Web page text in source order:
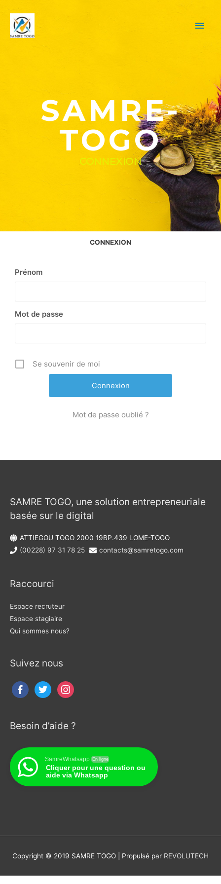
SAMRE-
TOGO
CONNEXION
CONNEXION
Prénom
Mot de passe
Se souvenir de moi
Mot de passe oublié ?
SAMRE TOGO, une solution entrepreneuriale
basée sur le digital
ATTIEGOU TOGO 2000 19BP.439 LOME-TOGO
(00228) 97 31 78 25
contacts@samretogo.com
Raccourci
Espace recruteur
Espace stagiaire
Qui sommes nous?
Suivez nous
Besoin d’aide ?
SamreWhatsapp En ligne
Cliquer pour une question ou
aide via Whatsapp
Copyright © 2019 SAMRE TOGO | Propulsé par REVOLUTECH